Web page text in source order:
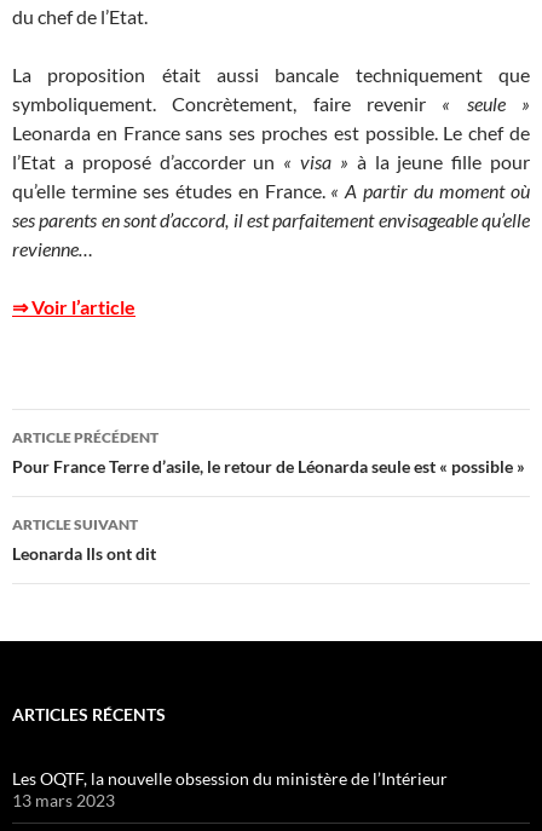
du chef de l’Etat.
La proposition était aussi bancale techniquement que
symboliquement. Concrètement, faire revenir « seule »
Leonarda en France sans ses proches est possible. Le chef de
l’Etat a proposé d’accorder un « visa » à la jeune fille pour
qu’elle termine ses études en France.« A partir du moment où
ses parents en sont d’accord, il est parfaitement envisageable qu’elle
revienne…
⇒ Voir l’article
Navigation
des
articles
ARTICLE PRÉCÉDENT
Pour France Terre d’asile, le retour de Léonarda seule est « possible »
ARTICLE SUIVANT
Leonarda Ils ont dit
ARTICLES RÉCENTS
Les OQTF, la nouvelle obsession du ministère de l’Intérieur
13 mars 2023